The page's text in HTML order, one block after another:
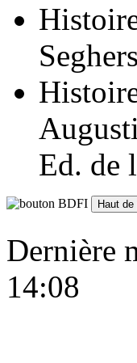
Ed. de
Dernière
14:08